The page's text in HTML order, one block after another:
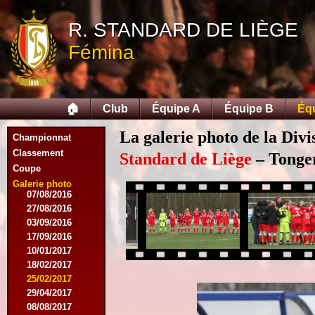
R. STANDARD DE LIÈGE
Fémina
🏠 Club Équipe A Équipe B
Championnat
Classement
Coupe
Galerie photo
05/04/2015
23/05/2015
30/05/2015
12/08/2015
15/08/2015
22/08/2015
12/09/2015
10/10/2015
07/11/2015
21/11/2015
12/12/2015
27/02/2016
12/03/2016
07/08/2016
27/08/2016
03/09/2016
17/09/2016
10/01/2017
18/02/2017
25/02/2017
29/04/2017
08/08/2017
La galerie photo de la
Standard de Liège–